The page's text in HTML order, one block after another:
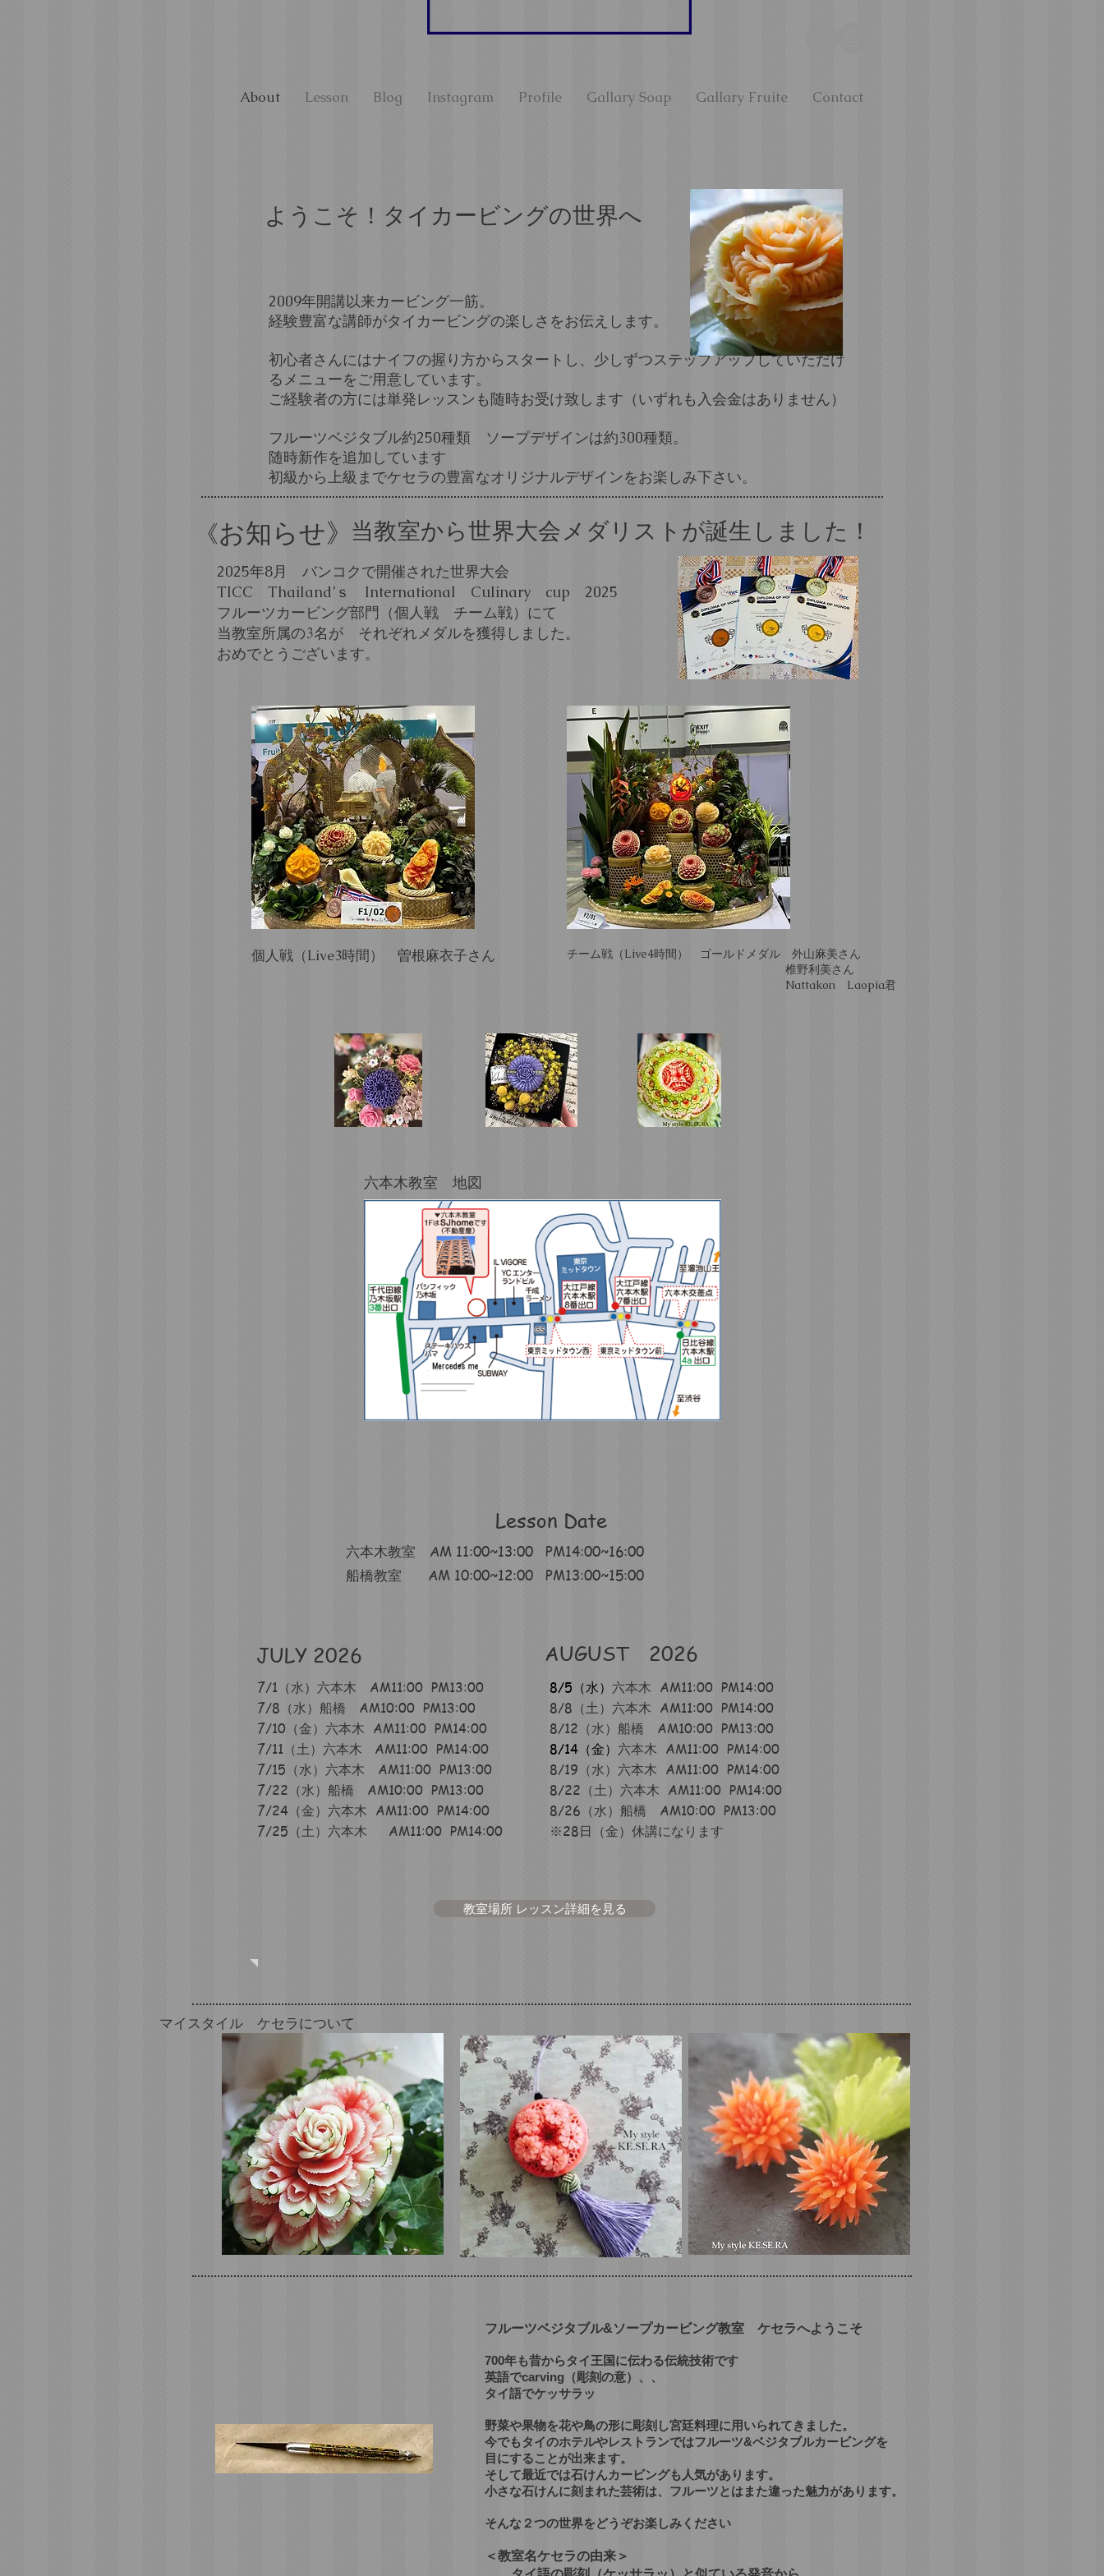
About Lesson Blog Instagram Profile Gallary Soap Gallary Fruite Contact
2009年開講以来カービング一筋。​
経験豊富な講師がタイカービングの楽しさをお伝えします。
​初心者さんにはナイフの握り方からスタートし、少しずつステップアップしていただけ
るメニューをご用意しています。
ご経験者の方には単発レッスンも随時お受け致します（いずれも入会金はありません）
フルーツベジタブル約250種類 ソープデザインは約300種類。
随時新作を追加しています
初級から上級までケセラの豊富なオリジナルデザインをお楽しみ下さい。
ようこそ！タイカービングの世界へ
《お知らせ》​当教室から世界大会メダリストが誕生しました！
2025年8月 バンコクで開催された世界大会
​TICC Thailand’ｓ International Culinary cup 2025
フルーツカービング部門（個人戦 チーム戦）にて
当教室所属の3名が それぞれメダルを獲得しました。
​おめでとうございます。
​個人戦（Live3時間） 曽根麻衣子さん
チーム戦（Live4時間） ゴールドメダル 外山麻美さん
椎野利美さん
​ Nattakon Laopia君
​六本木教室 地図
六本木教室 AM 11:00~13:00 PM14:00~16:00
船橋教室 AM 10:00~12:00 PM13:00~15:00
Lesson Date
JULY 2026
7/1（水）六本木 AM11:00 PM13:00
7/8（水）船橋 AM10:00 PM13:00
7/10（金）六本木 AM11:00 PM14:00
7/11（土）六本木 AM11:00 PM14:00
7/15（水）六本木 AM11:00 PM13:00
7/22（水）船橋 AM10:00 PM13:00
7/24（金）六本木 AM11:00 PM14:00
7/25（土）六本木
AM11:00 PM14:00
AUGUST 2026
8/5（水）六本木 AM11:00 PM14:00
8/8（土）六本木 AM11:00 PM14:00
8/12（水）船橋 AM10:00 PM13:00
8/14（金）六本木 AM11:00 PM14:00
8/19（水）六本木 AM11:00 PM14:00
8/22（土）六本木 AM11:00 PM14:00
8/26（水）船橋 AM10:00 PM13:00
​※28日（金）休講になります
教室場所 レッスン詳細を見る
マイスタイル ケセラについて
一本のナイフから
無限のアートが生まれる
フルーツベジタブル&ソープカービング教室 ケセラへようこそ
700年も昔からタイ王国に伝わる伝統技術です
英語でcarving（彫刻の意）、、
タイ語でケッサラッ
野菜や果物を花や鳥の形に彫刻し宮廷料理に用いられてきました。
今でもタイのホテルやレストランではフルーツ&ベジタブルカービングを
目にすることが出来ます。
そして最近では石けんカービングも人気があります。
小さな石けんに刻まれた芸術は、フルーツとはまた違った魅力があります。
そんな２つの世界をどうぞお楽しみください
＜教室名ケセラの由来＞